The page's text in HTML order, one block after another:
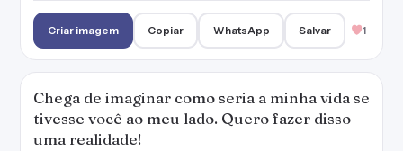
Criar imagem Copiar WhatsApp Salvar 1
Chega de imaginar como seria a minha vida se
tivesse você ao meu lado. Quero fazer disso
uma realidade!